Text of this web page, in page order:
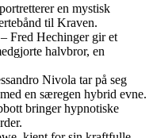
en mystisk
til Kraven.
– Fred Hechinger gir et
halvbror, en
Nivola tar på seg
en særegen hybrid evne.
bringer hypnotiske